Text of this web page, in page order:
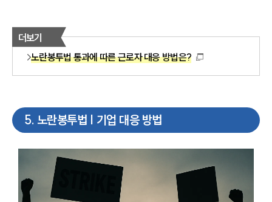
더보기
노란봉투법 통과에 따른 근로자 대응 방법은?
5. 노란봉투법 | 기업 대응 방법